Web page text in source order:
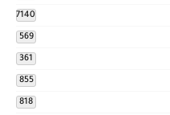
7140
569
361
855
818